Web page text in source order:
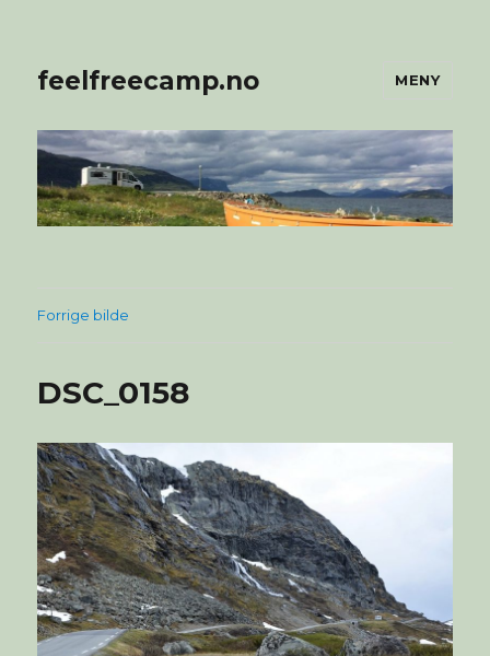
feelfreecamp.no MENY
Forrige bilde
DSC_0158